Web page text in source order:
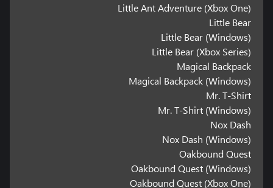
Little Ant Adventure (Xbox One)
Little Bear
Little Bear (Windows)
Little Bear (Xbox Series)
Magical Backpack
Magical Backpack (Windows)
Mr. T-Shirt
Mr. T-Shirt (Windows)
Nox Dash
Nox Dash (Windows)
Oakbound Quest
Oakbound Quest (Windows)
Oakbound Quest (Xbox One)